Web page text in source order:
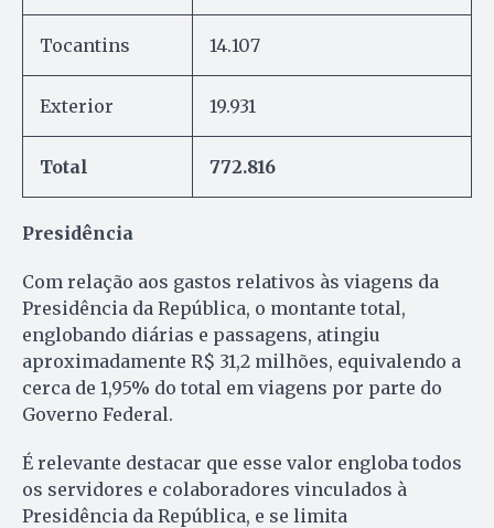
Tocantins 14.107
Exterior 19.931
Total 772.816
Presidência
Com relação aos gastos relativos às viagens da
Presidência da República, o montante total,
englobando diárias e passagens, atingiu
aproximadamente R$ 31,2 milhões, equivalendo a
cerca de 1,95% do total em viagens por parte do
Governo Federal.
É relevante destacar que esse valor engloba todos
os servidores e colaboradores vinculados à
Presidência da República, e se limita